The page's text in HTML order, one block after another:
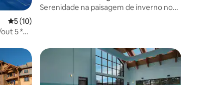
5 de uma avaliação média de 5, 10 avaliações
5 (10)
5 *
Serenidade na paisagem de inverno no